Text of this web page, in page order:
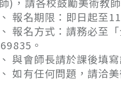
報名期限：即日起至
報名方式：請務必至
。
與會師長請於課後填
如有任何問題，請洽